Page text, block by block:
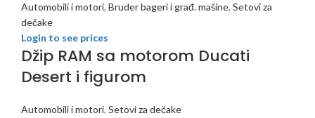
Automobili i motori, Bruder bageri i građ. mašine, Setovi za
dečake
Login to see prices
Džip RAM sa motorom Ducati
Desert i figurom
Automobili i motori, Setovi za dečake